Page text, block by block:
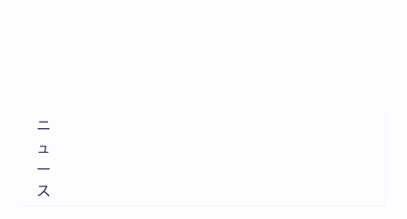
ニ
ュ
ー
ス